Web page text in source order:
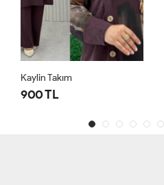
Kaylin Takım
900 TL